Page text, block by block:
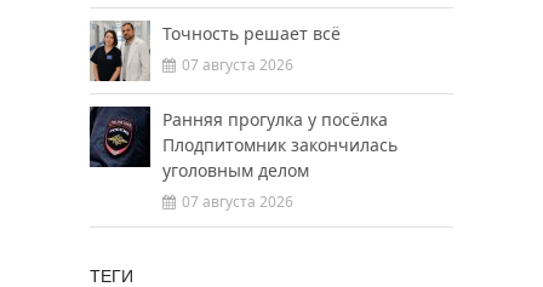
Точность решает всё
07 августа 2026
Ранняя прогулка у посёлка
Плодпитомник закончилась
уголовным делом
07 августа 2026
ТЕГИ